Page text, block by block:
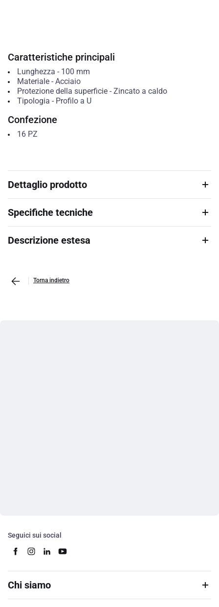
Caratteristiche principali
Lunghezza - 100 mm
Materiale- Acciaio
Protezione della superficie- Zincato a caldo
Tipologia - Profilo a U
Confezione
16 PZ
Dettaglio prodotto
Specifiche tecniche
Descrizione estesa
Torna indietro
Seguici sui social
Chi siamo